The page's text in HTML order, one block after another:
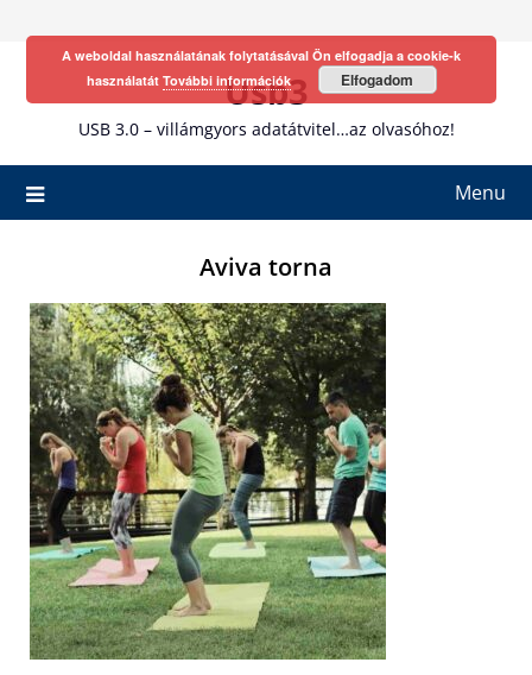
Usb3
USB 3.0 – villámgyors adatátvitel…az olvasóhoz!
Menu
Aviva torna
A weboldal használatának folytatásával Ön elfogadja a cookie-k
használatát További információk Elfogadom